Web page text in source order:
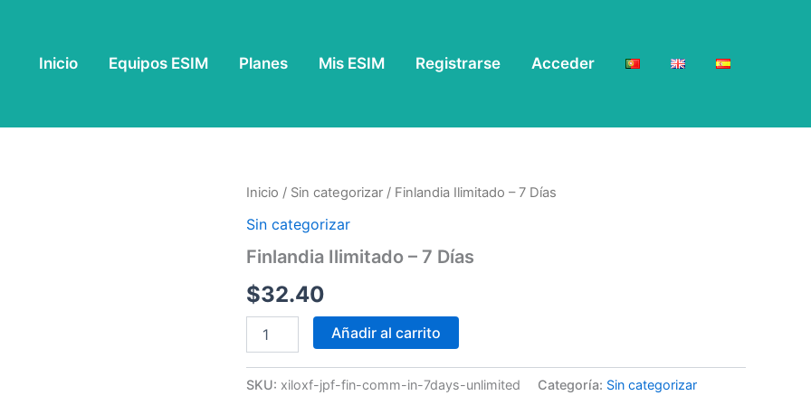
Inicio Equipos ESIM Planes Mis ESIM Registrarse Acceder
Inicio / Sin categorizar / Finlandia Ilimitado – 7 Días
Sin categorizar
Finlandia Ilimitado – 7 Días
$32.40
Finlandia
-
Días
Añadir al carrito
SKU: xiloxf-jpf-fin-comm-in-7days-unlimited Categoría: Sin categorizar